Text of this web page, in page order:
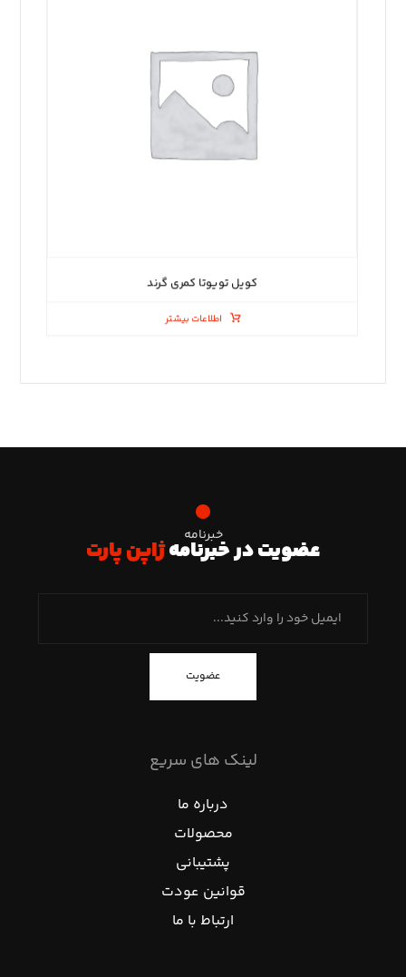
کویل تویوتا کمری گرند
اطلاعات بیشتر
خبرنامه
عضویت در خبرنامهژاپن پارت
عضویت
لینک های سریع
درباره ما
محصولات
پشتیبانی
قوانین عودت
ارتباط با ما